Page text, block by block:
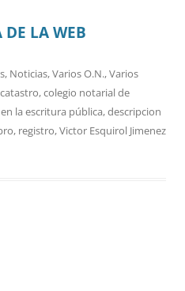
DE LA WEB
, Noticias,Varios O.N.,Varios
catastro,colegio notarial de
la escritura pública,descripcion
, registro,Victor Esquirol Jimenez